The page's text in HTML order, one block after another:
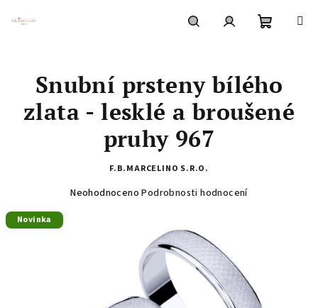
košík
Snubní prsteny bílého
zlata - lesklé a broušené
pruhy 967
F.B.MARCELINO S.R.O.
Průměrné
Neohodnoceno Podrobnosti hodnocení
Novinka